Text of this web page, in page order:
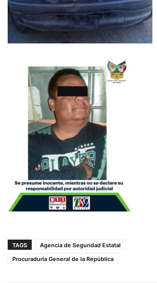
TAGS
Agencia de Seguridad Estatal
Procuraduría General de la República